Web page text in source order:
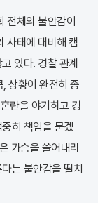
전체의 불안감이
사태에 대비해 캠
있다. 경찰 관계
상황이 완전히 종
란을 야기하고 경
히 책임을 묻겠
가슴을 쓸어내리
는 불안감을 떨치